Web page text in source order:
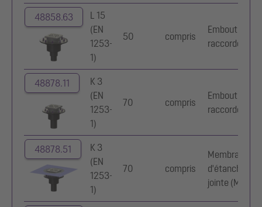
48858.63
L 15
(EN
1253-
1)
50 compris
Embout de
raccordement
48878.11
K 3
(EN
1253-
1)
70 compris
Embout de
raccordement
48878.51
K 3
(EN
1253-
1)
70 compris
Membrane
d'étanchéité
jointe (MEj)